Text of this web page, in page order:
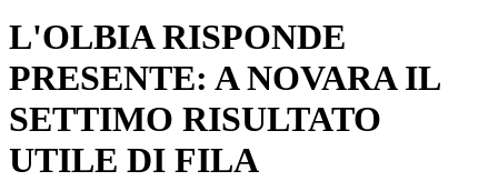
L'OLBIA RISPONDE
PRESENTE: A NOVARA IL
SETTIMO RISULTATO
UTILE DI FILA